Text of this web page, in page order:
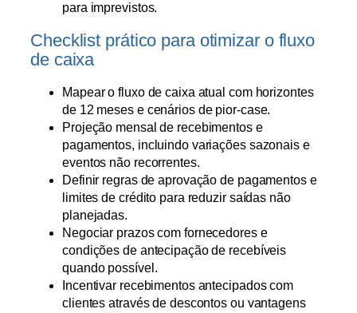
para imprevistos.
Checklist prático para otimizar o fluxo
de caixa
Mapear o fluxo de caixa atual com horizontes
de 12 meses e cenários de pior-case.
Projeção mensal de recebimentos e
pagamentos, incluindo variações sazonais e
eventos não recorrentes.
Definir regras de aprovação de pagamentos e
limites de crédito para reduzir saídas não
planejadas.
Negociar prazos com fornecedores e
condições de antecipação de recebíveis
quando possível.
Incentivar recebimentos antecipados com
clientes através de descontos ou vantagens